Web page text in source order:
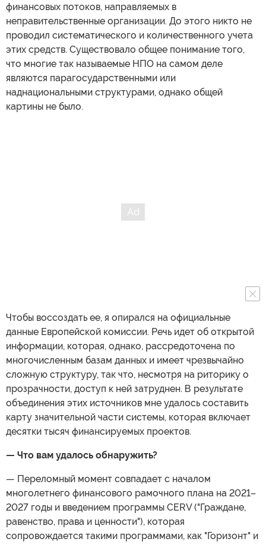
финансовых потоков, направляемых в
неправительственные организации. До этого никто не
проводил систематического и количественного учета
этих средств. Существовало общее понимание того,
что многие так называемые НПО на самом деле
являются парагосударственными или
наднациональными структурами, однако общей
картины не было.
Чтобы воссоздать ее, я опирался на официальные
данные Европейской комиссии. Речь идет об открытой
информации, которая, однако, рассредоточена по
многочисленным базам данных и имеет чрезвычайно
сложную структуру, так что, несмотря на риторику о
прозрачности, доступ к ней затруднен. В результате
объединения этих источников мне удалось составить
карту значительной части системы, которая включает
десятки тысяч финансируемых проектов.
— Что вам удалось обнаружить?
— Переломный момент совпадает с началом
многолетнего финансового рамочного плана на 2021–
2027 годы и введением программы CERV ("Граждане,
равенство, права и ценности"), которая
сопровождается такими программами, как "Горизонт" и